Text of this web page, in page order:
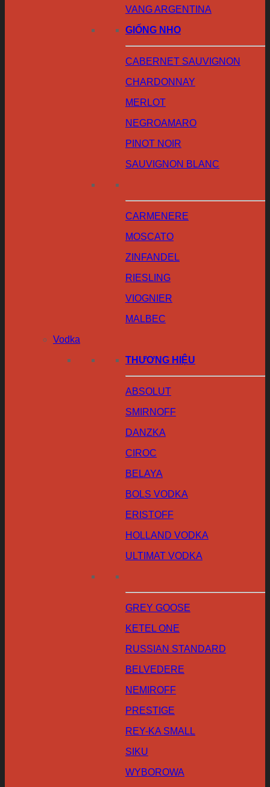
VANG ARGENTINA
GIỐNG NHO
CABERNET SAUVIGNON
CHARDONNAY
MERLOT
NEGROAMARO
PINOT NOIR
SAUVIGNON BLANC
CARMENERE
MOSCATO
ZINFANDEL
RIESLING
VIOGNIER
MALBEC
Vodka
THƯƠNG HIỆU
ABSOLUT
SMIRNOFF
DANZKA
CIROC
BELAYA
BOLS VODKA
ERISTOFF
HOLLAND VODKA
ULTIMAT VODKA
GREY GOOSE
KETEL ONE
RUSSIAN STANDARD
BELVEDERE
NEMIROFF
PRESTIGE
REY-KA SMALL
SIKU
WYBOROWA